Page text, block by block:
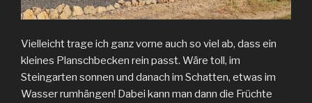
Vielleicht trage ich ganz vorne auch so viel ab, dass ein
kleines Planschbecken rein passt. Wäre toll, im
Steingarten sonnen und danach im Schatten, etwas im
Wasser rumhängen! Dabei kann man dann die Früchte